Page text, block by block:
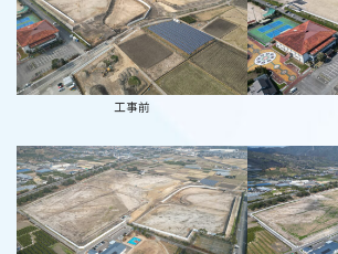
工事前